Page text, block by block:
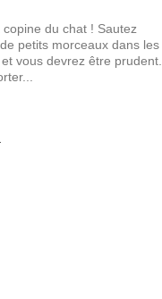
du chat ! Sautez
petits morceaux dans les
vous devrez être prudent.